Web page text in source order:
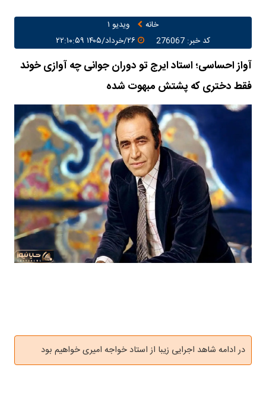
خانه
ویدیو ۱
کد خبر: 276067
آواز احساسی؛ استاد ایرج تو دوران جوانی چه آوازی خوند
فقط دختری که پشتش مبهوت شده
در ادامه شاهد اجرایی زیبا از استاد خواجه امیری خواهیم بود